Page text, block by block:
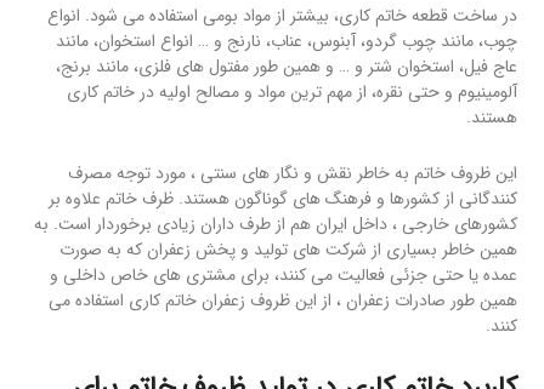
در ساخت قطعه خاتم کاری، بیشتر از مواد بومی استفاده می شود. انواع
چوب، مانند چوب گردو، آبنوس، عناب، نارنج و … انواع استخوان، مانند
عاج فیل، استخوان شتر و … و همین طور مفتول های فلزی، مانند برنج،
آلومینیوم و حتی نقره، از مهم ترین مواد و مصالح اولیه در خاتم کاری
هستند.
این ظروف خاتم به خاطر نقش و نگار های سنتی ، مورد توجه مصرف
کنندگانی از کشورها و فرهنگ های گوناگون هستند. ظرف خاتم علاوه بر
کشورهای خارجی ، داخل ایران هم از طرف داران زیادی برخوردار است. به
همین خاطر بسیاری از شرکت های تولید و پخش زعفران که به صورت
عمده یا حتی جزئی فعالیت می کنند، برای مشتری های خاص داخلی و
همین طور صادرات زعفران ، از این ظروف زعفران خاتم کاری استفاده می
کنند.